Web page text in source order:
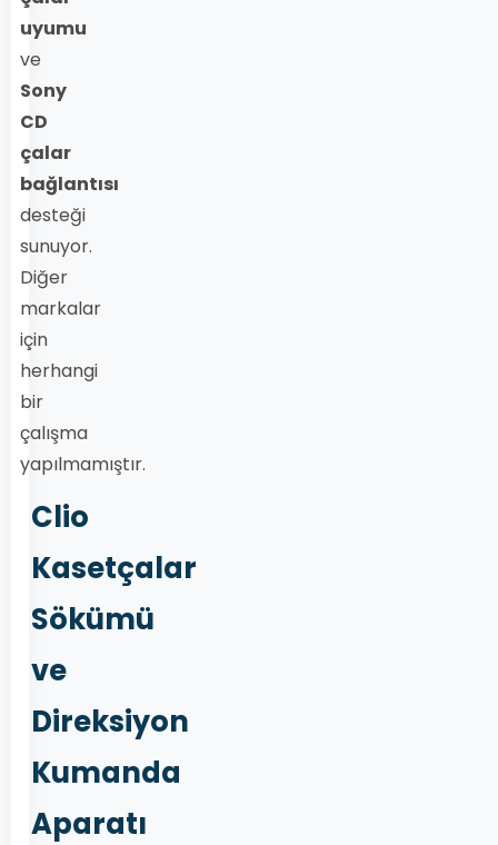
uyumu
ve
Sony
CD
çalar
bağlantısı
desteği
sunuyor.
Diğer
markalar
için
herhangi
bir
çalışma
yapılmamıştır.
Clio
Kasetçalar
Sökümü
ve
Direksiyon
Kumanda
Aparatı